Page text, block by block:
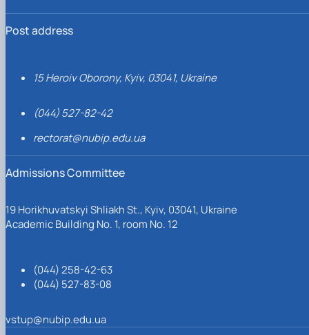
Post address
15 Heroiv Oborony, Kyiv, 03041, Ukraine
(044) 527-82-42
rectorat@nubip.edu.ua
Admissions Committee
19 Horikhuvatskyi Shliakh St., Kyiv, 03041, Ukraine
Academic Building No. 1, room No. 12
(044) 258-42-63
(044) 527-83-08
vstup@nubip.edu.ua